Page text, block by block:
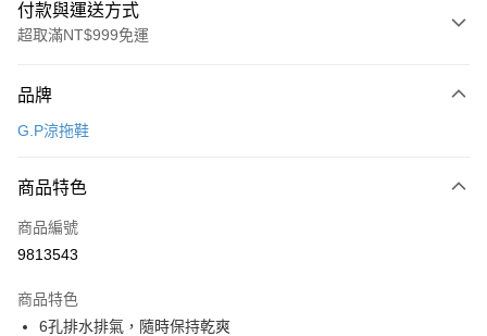
付款與運送方式
超取滿NT$999免運
信用卡一次付款
LINE Pay
Apple Pay
悠遊付
品牌
G.P涼拖鞋
商品特色
商品編號
9813543
商品特色
6孔排水排氣，隨時保持乾爽